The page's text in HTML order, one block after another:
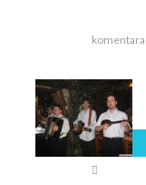
komentara